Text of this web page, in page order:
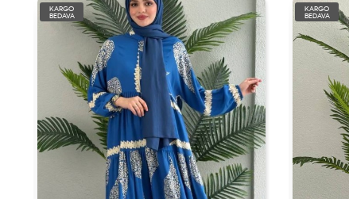
KARGO
BEDAVA
KARGO
BEDAVA